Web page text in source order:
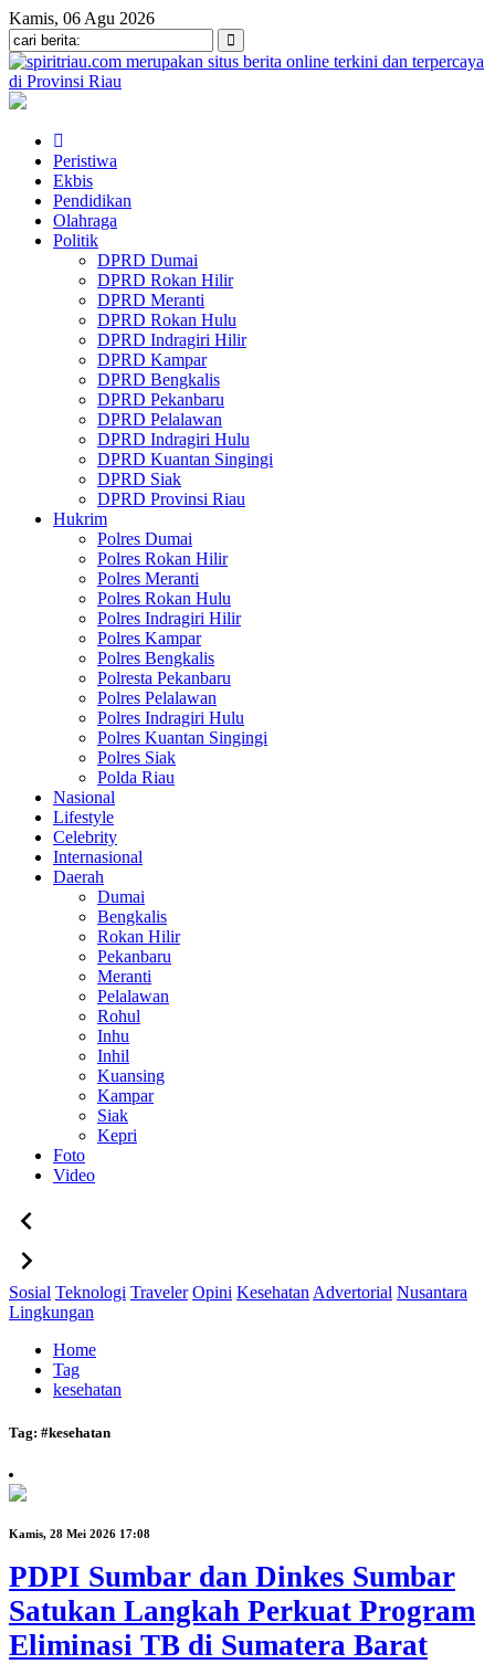
Kamis, 06 Agu 2026
Peristiwa
Ekbis
Pendidikan
Olahraga
Politik
DPRD Dumai
DPRD Rokan Hilir
DPRD Meranti
DPRD Rokan Hulu
DPRD Indragiri Hilir
DPRD Kampar
DPRD Bengkalis
DPRD Pekanbaru
DPRD Pelalawan
DPRD Indragiri Hulu
DPRD Kuantan Singingi
DPRD Siak
DPRD Provinsi Riau
Hukrim
Polres Dumai
Polres Rokan Hilir
Polres Meranti
Polres Rokan Hulu
Polres Indragiri Hilir
Polres Kampar
Polres Bengkalis
Polresta Pekanbaru
Polres Pelalawan
Polres Indragiri Hulu
Polres Kuantan Singingi
Polres Siak
Polda Riau
Nasional
Lifestyle
Celebrity
Internasional
Daerah
Dumai
Bengkalis
Rokan Hilir
Pekanbaru
Meranti
Pelalawan
Rohul
Inhu
Inhil
Kuansing
Kampar
Siak
Kepri
Foto
Video
Sosial Teknologi Traveler Opini Kesehatan Advertorial Nusantara
Lingkungan
Home
Tag
kesehatan
Tag: #kesehatan
Kamis, 28 Mei 2026 17:08
PDPI Sumbar dan Dinkes Sumbar
Satukan Langkah Perkuat Program
Eliminasi TB di Sumatera Barat